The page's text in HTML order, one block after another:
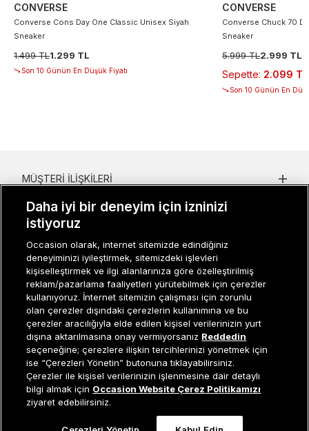
Sepete Ekle
CONVERSE
Converse Cons Day One Classic Unisex Siyah
Sneaker
1.499 TL1.299 TL
Son 10 Günün En Düşük Fiyatı
CONVERSE
Converse Chuck 70
Sneaker
5.999 TL2.999 TL
Sepette: 2.099 TL
Son 10 Günün En
Müşteri İlişkileri0 850 800 01 20
MÜŞTERI İLIŞKILERI
KURUMSAL
GRUP MARKALAR
ERKEK KATEGORILER
Occasion bir EREN PERAKENDE markasıdır. © Eren Holding
Daha iyi bir deneyim için izninizi
istiyoruz
Occasion olarak, internet sitemizde edindiğiniz
deneyiminizi iyileştirmek, sitemizdeki işlevleri
kişiselleştirmek ve ilgi alanlarınıza göre özelleştirilmiş
reklam/pazarlama faaliyetleri yürütebilmek için çerezler
kullanıyoruz. İnternet sitemizin çalışması için zorunlu
olan çerezler dışındaki çerezlerin kullanımına ve bu
çerezler aracılığıyla elde edilen kişisel verilerinizin yurt
dışına aktarılmasına onay vermiyorsanız Reddedin
seçeneğine; çerezlere ilişkin tercihlerinizi yönetmek için
ise “Çerezleri Yönetin” butonuna tıklayabilirsiniz.
Çerezler ile kişisel verilerinizin işlenmesine dair detaylı
bilgi almak için Occasion Website Çerez Politikamızı
ziyaret edebilirsiniz.